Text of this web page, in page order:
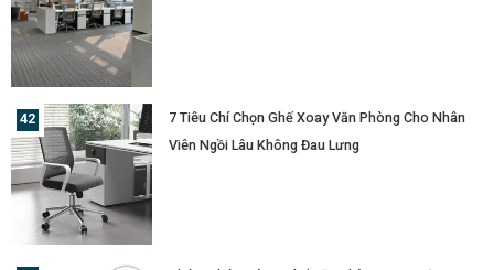
7 Tiêu Chí Chọn Ghế Xoay Văn Phòng Cho Nhân
Viên Ngồi Lâu Không Đau Lưng